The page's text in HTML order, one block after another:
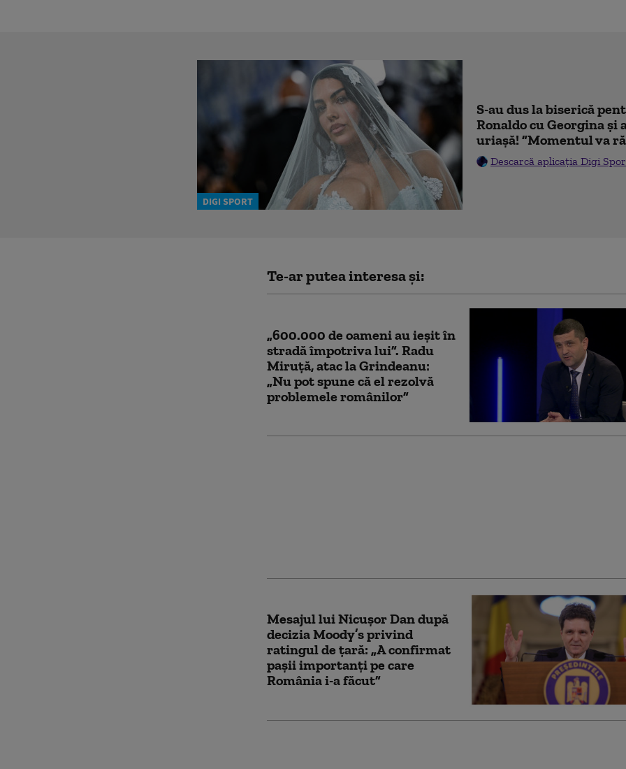
DIGI SPORT
S-au dus la biserică
Ronaldo cu Georgina și
uriașă! ”Momentul va
Descarcă aplicația Digi
Te-ar putea interesa și:
„600.000 de oameni au ieșit în
stradă împotriva lui”. Radu
Miruță, atac la Grindeanu:
„Nu pot spune că el rezolvă
problemele românilor”
Mesajul lui Nicușor Dan după
decizia Moody’s privind
ratingul de țară: „A confirmat
pașii importanți pe care
România i-a făcut”